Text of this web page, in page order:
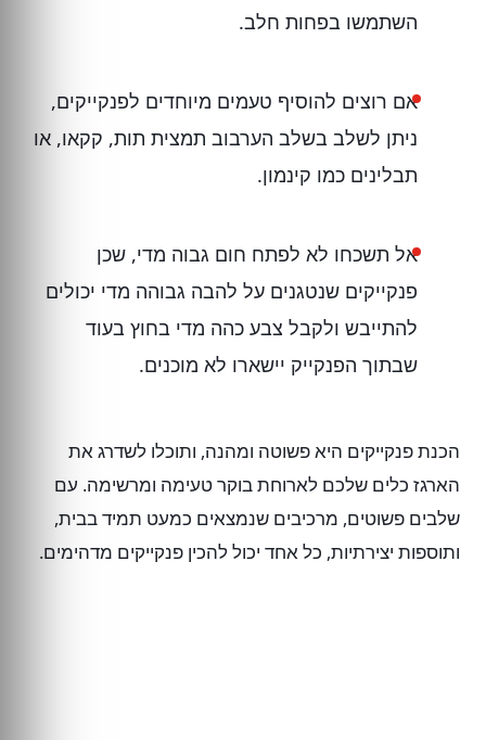
השתמשו בפחות חלב.
אם רוצים להוסיף טעמים מיוחדים לפנקייקים,
ניתן לשלב בשלב הערבוב תמצית תות, קקאו, או
תבלינים כמו קינמון.
אל תשכחו לא לפתח חום גבוה מדי, שכן
פנקייקים שנטגנים על להבה גבוהה מדי יכולים
להתייבש ולקבל צבע כהה מדי בחוץ בעוד
שבתוך הפנקייק יישארו לא מוכנים.
הכנת פנקייקים היא פשוטה ומהנה, ותוכלו לשדרג את
הארגז כלים שלכם לארוחת בוקר טעימה ומרשימה. עם
שלבים פשוטים, מרכיבים שנמצאים כמעט תמיד בבית,
ותוספות יצירתיות, כל אחד יכול להכין פנקייקים מדהימים.